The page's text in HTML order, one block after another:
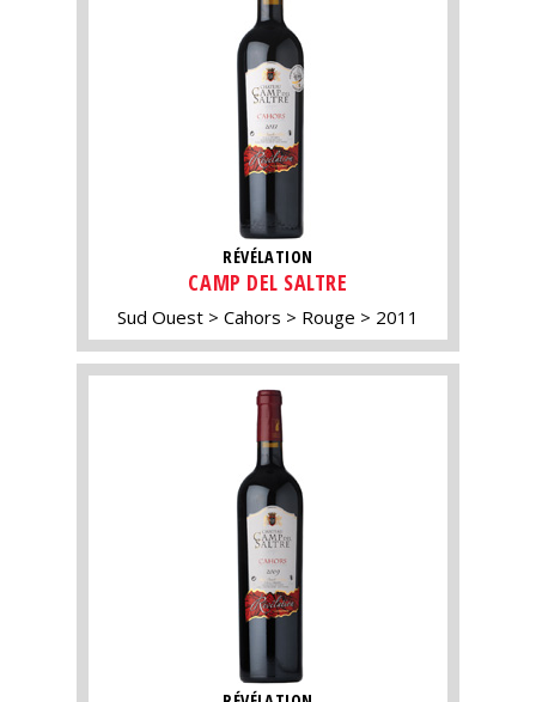
RÉVÉLATION
CAMP DEL SALTRE
Sud Ouest Cahors Rouge 2011